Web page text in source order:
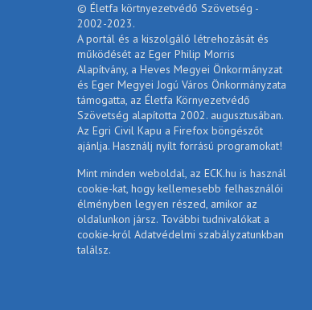
© Életfa körtnyezetvédő Szövetség -
2002-2023.
A portál és a kiszolgáló létrehozását és
működését az Eger Philip Morris
Alapítvány, a Heves Megyei Önkormányzat
és Eger Megyei Jogú Város Önkormányzata
támogatta, az Életfa Környezetvédő
Szövetség alapította 2002. augusztusában.
Az Egri Civil Kapu a Firefox böngészőt
ajánlja. Használj nyílt forrású programokat!
Mint minden weboldal, az ECK.hu is használ
cookie-kat, hogy kellemesebb felhasználói
élményben legyen részed, amikor az
oldalunkon jársz. További tudnivalókat a
cookie-król Adatvédelmi szabályzatunkban
találsz.